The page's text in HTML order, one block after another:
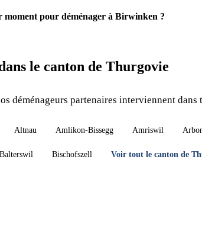
moment pour déménager à Birwinken ?
le canton de Thurgovie
déménageurs partenaires interviennent
Altnau Amlikon-Bissegg Amriswil
Bischofszell Voir tout le canton de